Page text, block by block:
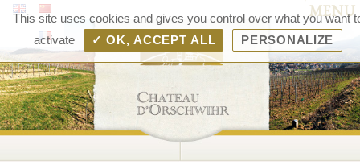
–
MENU
This site uses cookies and gives you control over what you want
activate
✓ OK, ACCEPT ALL PERSONALIZE